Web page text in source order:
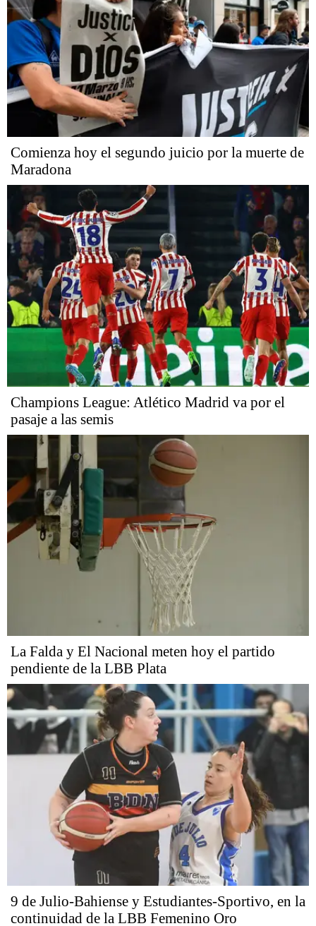
Comienza hoy el segundo juicio por la muerte de
Maradona
Champions League: Atlético Madrid va por el
pasaje a las semis
La Falda y El Nacional meten hoy el partido
pendiente de la LBB Plata
9 de Julio-Bahiense y Estudiantes-Sportivo, en la
continuidad de la LBB Femenino Oro